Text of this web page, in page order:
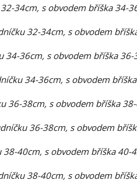
34cm, s obvodem bříška 34-
32-34cm, s obvodem
36cm, s obvodem bříška 36-
34-36cm, s obvodem
38cm, s obvodem bříška
36-38cm, s obvodem
40cm, s obvodem bříška 40-
38-40cm, s obvodem